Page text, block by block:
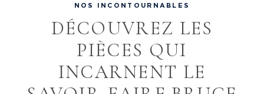
NOS INCONTOURNABLES
DÉCOUVREZ LES
PIÈCES QUI
INCARNENT LE